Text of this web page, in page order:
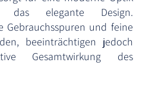
das elegante Design.
Gebrauchsspuren und feine
beeinträchtigen jedoch
Gesamtwirkung des